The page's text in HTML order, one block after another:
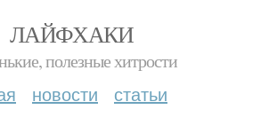
ЛАЙФХАКИ
полезные хитрости
новости статьи